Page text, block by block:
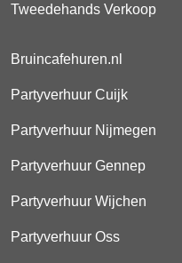
Tweedehands Verkoop
Bruincafehuren.nl
Partyverhuur Cuijk
Partyverhuur Nijmegen
Partyverhuur Gennep
Partyverhuur Wijchen
Partyverhuur Oss